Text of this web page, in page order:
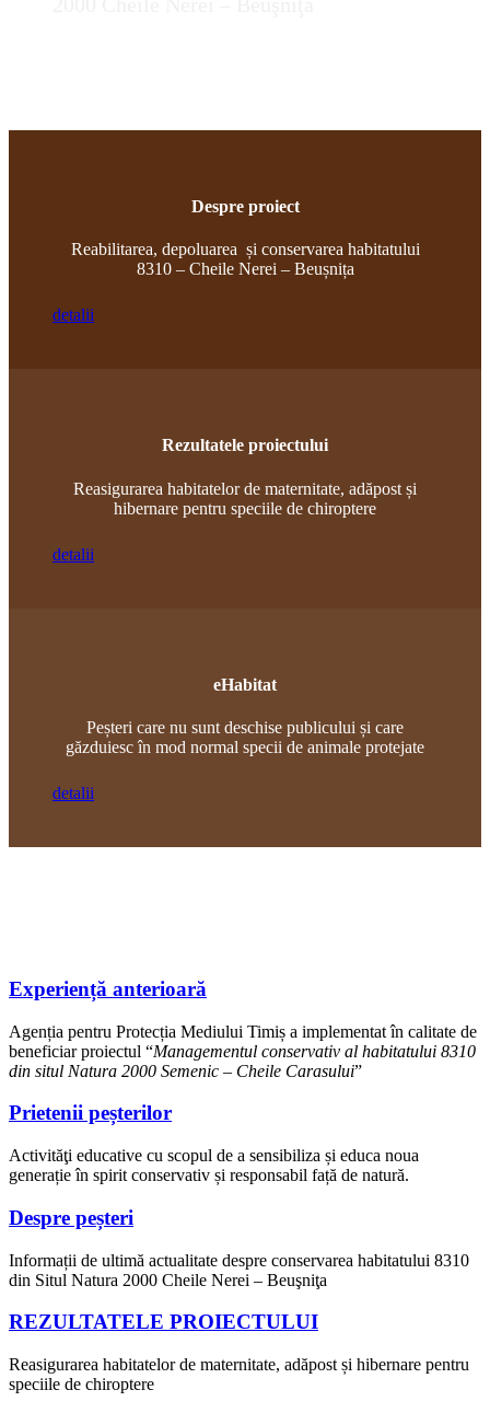
Despre proiect
Reabilitarea, depoluarea și conservarea habitatului
8310 – Cheile Nerei – Beușnița
detalii
Rezultatele proiectului
Reasigurarea habitatelor de maternitate, adăpost și
hibernare pentru speciile de chiroptere
detalii
eHabitat
Peșteri care nu sunt deschise publicului și care
găzduiesc în mod normal specii de animale protejate
detalii
Experiență anterioară
Agenția pentru Protecția Mediului Timiș a implementat în calitate de
beneficiar proiectul “Managementul conservativ al habitatului 8310
din situl Natura 2000 Semenic – Cheile Carasului”
Prietenii peșterilor
Activităţi educative cu scopul de a sensibiliza și educa noua
generație în spirit conservativ și responsabil față de natură.
Despre peșteri
Informații de ultimă actualitate despre conservarea habitatului 8310
din Situl Natura 2000 Cheile Nerei – Beuşniţa
REZULTATELE PROIECTULUI
Reasigurarea habitatelor de maternitate, adăpost și hibernare pentru
speciile de chiroptere